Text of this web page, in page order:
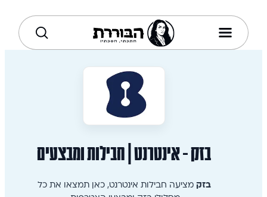
בזק - אינטרנט | חבילות ומבצעים
בזק מציעה חבילות אינטרנט, כאן תמצאו את כל